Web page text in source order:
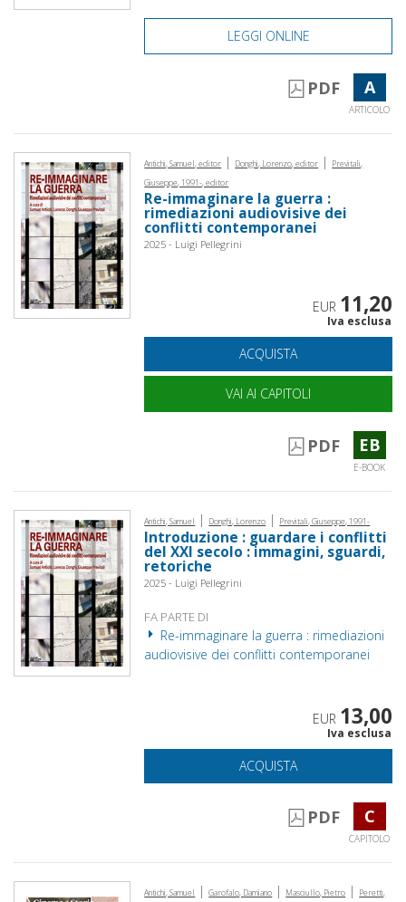
LEGGI ONLINE
PDF A
ARTICOLO
Antichi, Samuel, editor | Donghi, Lorenzo, editor |
Previtali,
Giuseppe, 1991-, editor
Re-immaginare la guerra :
rimediazioni audiovisive dei
conflitti contemporanei
2025 - Luigi Pellegrini
EUR 11,20
Iva esclusa
ACQUISTA
VAI AI CAPITOLI
PDF EB
E-BOOK
Antichi, Samuel | Donghi, Lorenzo | Previtali, Giuseppe, 1991-
Introduzione : guardare i conflitti
del XXI secolo : immagini, sguardi,
retoriche
2025 - Luigi Pellegrini
FA PARTE DI
Re-immaginare la guerra : rimediazioni
audiovisive dei conflitti contemporanei
EUR 13,00
Iva esclusa
ACQUISTA
PDF C
CAPITOLO
Antichi, Samuel | Garofalo, Damiano | Masciullo, Pietro |
Peretti,